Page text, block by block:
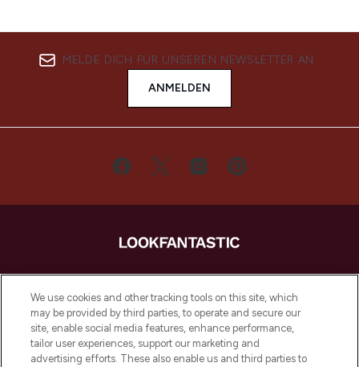
MELDE DICH FÜR UNSEREN NEWSLETTER AN
ANMELDEN
LOOKFANTASTIC ist Europas ultimativer
Beauty-Onlineshop mit den besten
Produkten aus Haut- und Haarpflege
sowie Make-Up von über 200
renommierten Marken. Shoppe online
oder über die App mit kostenloser
We use cookies and other tracking tools on this site, which
may be provided by third parties, to operate and secure our
site, enable social media features, enhance performance,
tailor user experiences, support our marketing and
advertising efforts. These also enable us and third parties to